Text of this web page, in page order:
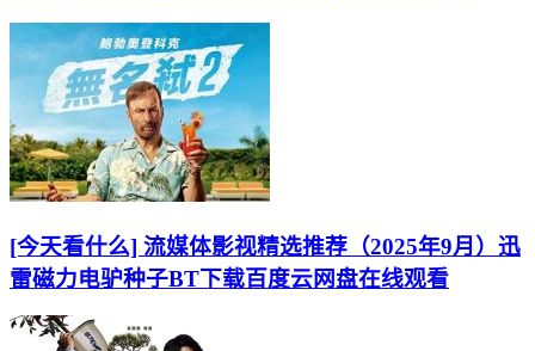
[今天看什么] 流媒体影视精选推荐（2025年9月）迅
雷磁力电驴种子BT下载百度云网盘在线观看